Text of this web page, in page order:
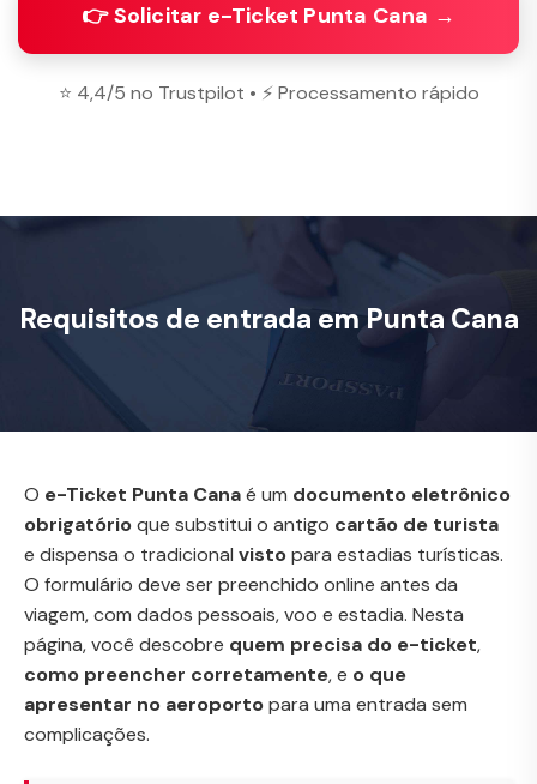
👉 Solicitar e-Ticket Punta Cana →
⭐ 4,4/5 no Trustpilot • ⚡ Processamento rápido
Requisitos de entrada em Punta Cana
O e-Ticket Punta Canaé um documento eletrônico
obrigatórioque substitui o antigo cartão de turista
e dispensa o tradicional vistopara estadias turísticas.
O formulário deve ser preenchido online antes da
viagem, com dados pessoais, voo e estadia. Nesta
página, você descobre quem precisa do e-ticket,
como preencher corretamente, e o que
apresentar no aeroportopara uma entrada sem
complicações.